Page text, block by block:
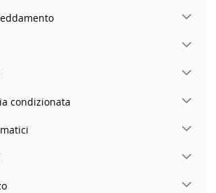
condizionata